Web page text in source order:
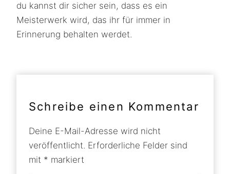
du kannst dir sicher sein, dass es ein
Meisterwerk wird, das ihr für immer in
Erinnerung behalten werdet.
Schreibe einen Kommentar
Deine E-Mail-Adresse wird nicht
veröffentlicht. Erforderliche Felder sind
mit * markiert